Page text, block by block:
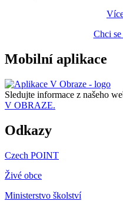
Chci
Mobilní aplikace
Sledujte informace z našeho
V OBRAZE.
Odkazy
Czech POINT
Živé obce
Ministerstvo školství